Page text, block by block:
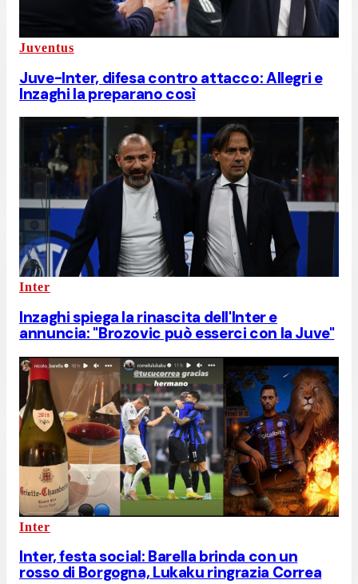
Juventus
Juve-Inter, difesa contro attacco: Allegri e
Inzaghi la preparano così
Inter
Inzaghi spiega la rinascita dell'Inter e
annuncia: "Brozovic può esserci con la Juve"
Inter
Inter, festa social: Barella brinda con un
rosso di Borgogna, Lukaku ringrazia Correa